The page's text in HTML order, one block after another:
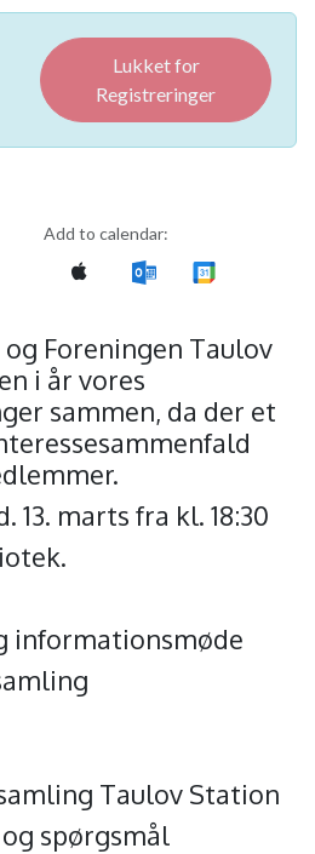
Lukket for
Registreringer
Add to calendar:
Foreningen Taulov
i år vores
sammen, da der et
13. marts fra kl. 18:30
informationsmøde
Taulov Station
spørgsmål